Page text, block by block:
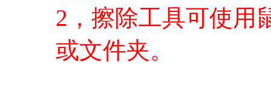
2，擦除工具可使用
或文件夹。